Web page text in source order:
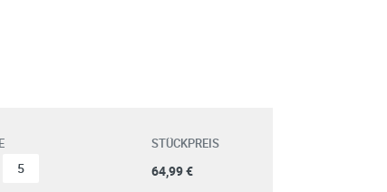
5
STÜCKPREIS
64,99 €